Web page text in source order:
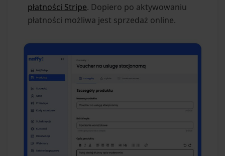
płatności Stripe. Dopiero po aktywowaniu
płatności możliwa jest sprzedaż online.